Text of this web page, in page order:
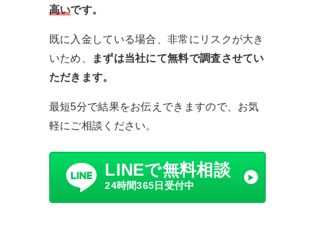
高いです。
既に入金している場合、非常にリスクが大き
いため、
まずは当社にて無料で調査させてい
ただきます。
最短5分で結果をお伝えできますので、お気
軽にご相談ください。
LINEで無料相談
24時間365日受付中